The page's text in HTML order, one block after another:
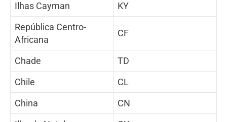
Ilhas Cayman
KY
República Centro-
Africana
CF
Chade
TD
Chile
CL
China
CN